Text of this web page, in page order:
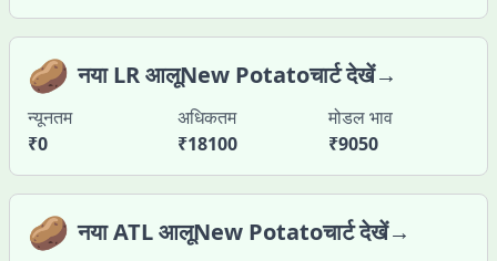
🥔 नया LR आलूNew Potatoचार्ट देखें→
न्यूनतम
₹0
अधिकतम
₹18100
मोडल भाव
₹9050
🥔 नया ATL आलूNew Potatoचार्ट देखें→